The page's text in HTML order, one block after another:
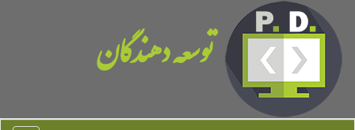
توسعه دهندگان